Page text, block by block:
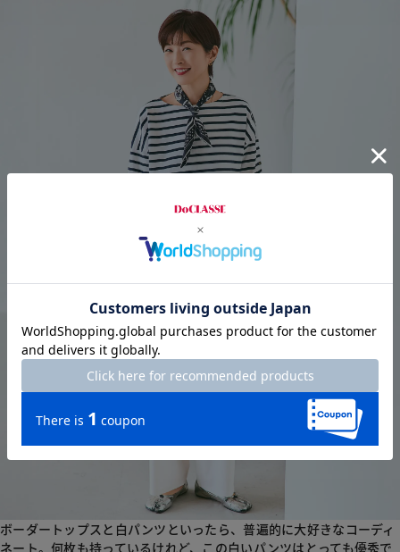
ボーダートップスと白パンツといったら、普遍的に大好きなコーディ
ネート。何枚も持っているけれど、この白いパンツはとっても優秀で